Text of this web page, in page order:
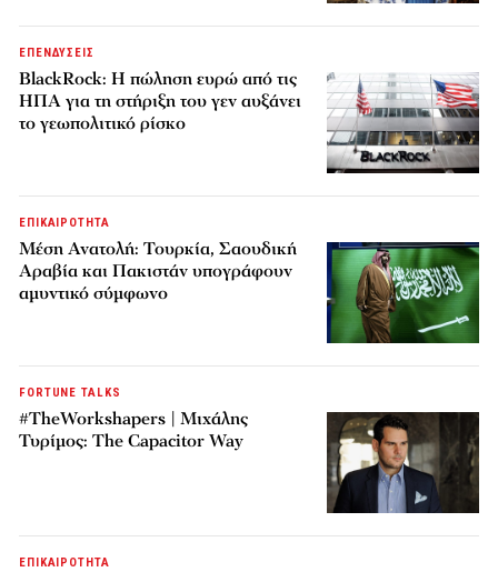
ΕΠΕΝΔΥΣΕΙΣ
BlackRock: Η πώληση ευρώ από τις
ΗΠΑ για τη στήριξη του γεν αυξάνει
το γεωπολιτικό ρίσκο
ΕΠΙΚΑΙΡΟΤΗΤΑ
Μέση Ανατολή: Τουρκία, Σαουδική
Αραβία και Πακιστάν υπογράφουν
αμυντικό σύμφωνο
FORTUNE TALKS
#TheWorkshapers | Μιχάλης
Τυρίμος: The Capacitor Way
ΕΠΙΚΑΙΡΟΤΗΤΑ